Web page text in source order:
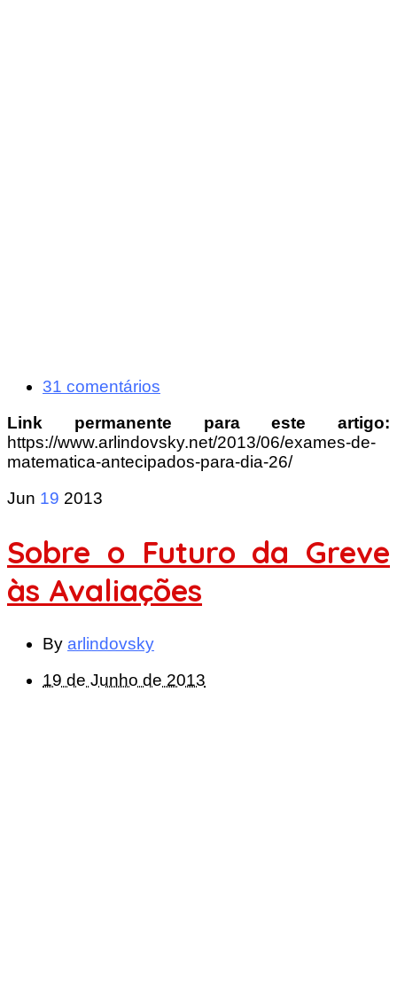
31 comentários
Link permanente para este artigo:
https://www.arlindovsky.net/2013/06/exames-de-
matematica-antecipados-para-dia-26/
Jun 19 2013
Sobre o Futuro da Greve
às Avaliações
By arlindovsky
19 de Junho de 2013